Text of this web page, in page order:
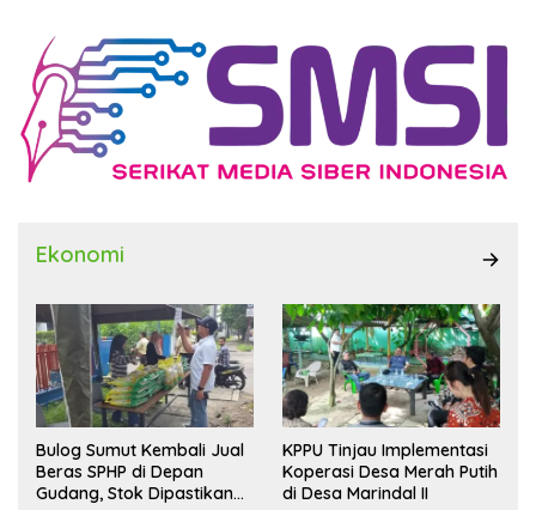
Ekonomi
Bulog Sumut Kembali Jual
Beras SPHP di Depan
Gudang, Stok Dipastikan
KPPU Tinjau Implementasi
Koperasi Desa Merah Putih
di Desa Marindal II